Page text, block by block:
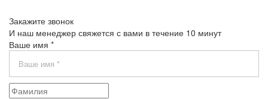
Закажите звонок
И наш менеджер свяжется с вами в течение 10 минут
Ваше имя *